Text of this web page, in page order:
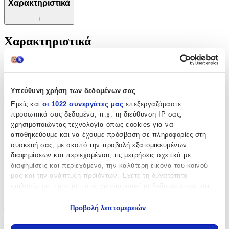
Υπεύθυνη χρήση των δεδομένων σας
Εμείς και οι 1022 συνεργάτες μας επεξεργαζόμαστε
προσωπικά σας δεδομένα, π.χ. τη διεύθυνση IP σας,
χρησιμοποιώντας τεχνολογία όπως cookies για να
αποθηκεύουμε και να έχουμε πρόσβαση σε πληροφορίες στη
συσκευή σας, με σκοπό την προβολή εξατομικευμένων
διαφημίσεων και περιεχομένου, τις μετρήσεις σχετικά με
διαφημίσεις και περιεχόμενο, την καλύτερη εικόνα του κοινού
μας και την ανάπτυξη προϊόντων. Έχετε τη δυνατότητα
Προβολή λεπτομερειών
Χαρακτηριστικά
+
Χαρακτηριστικά
Κατασκευαστής
Βασικά Χαρακτηριστικά
Φύλο
Κορίτσι
Θέμα:
Κύκνος
Διαστάσεις